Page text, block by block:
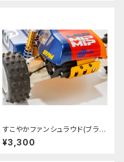
すこやかファンシュラウド(ブラッ
ク)RC10クラシックシリーズ
用 PBRW-402BK
¥3,300